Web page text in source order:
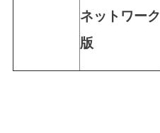
ネットワーク
版